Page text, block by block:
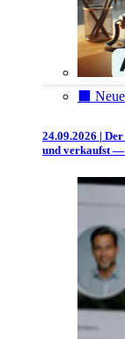
⬛️
24.09.2026 |
und verkaufst —